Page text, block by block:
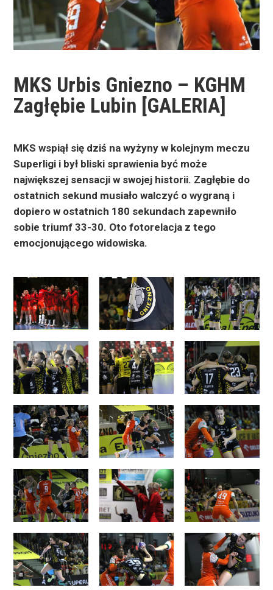
MKS Urbis Gniezno – KGHM
Zagłębie Lubin [GALERIA]
MKS wspiął się dziś na wyżyny w kolejnym meczu
Superligi i był bliski sprawienia być może
największej sensacji w swojej historii. Zagłębie do
ostatnich sekund musiało walczyć o wygraną i
dopiero w ostatnich 180 sekundach zapewniło
sobie triumf 33-30. Oto fotorelacja z tego
emocjonującego widowiska.